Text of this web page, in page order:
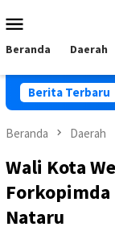
ke
Mobile
Beranda Daerah
Berita Terbaru
Laures
Beranda Daerah
Wali Kota
Forkopimda
Nataru